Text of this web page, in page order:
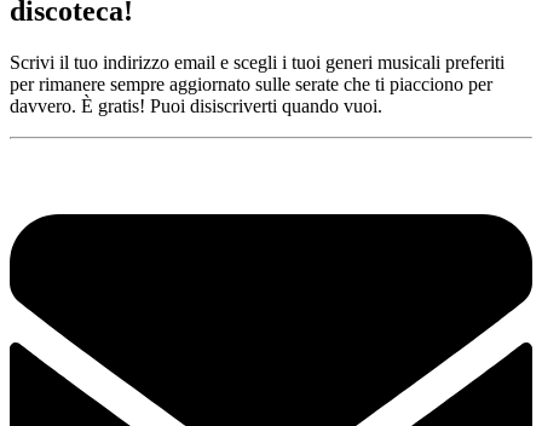
discoteca!
Scrivi il tuo indirizzo email e scegli i tuoi generi musicali preferiti
per rimanere sempre aggiornato sulle serate che ti piacciono per
davvero. È gratis! Puoi disiscriverti quando vuoi.